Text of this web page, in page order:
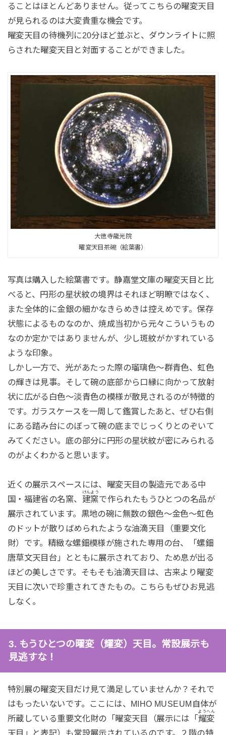
ることはほとんどありません。従ってこちらの曜変天目
が見られるのは大変貴重な機会です。
曜変天目の待機列に20分ほど並ぶと、ダウンライトに照
らされた曜変天目と対面することができました。
大徳寺龍光院
曜変天目茶碗（絵葉書）
写真は購入した絵葉書です。静嘉堂文庫の曜変天目と比
べると、円形の星状紋の境界はそれほど明瞭ではなく、
また全体的に金銀の細かなきらめきは控えめです。保存
状態によるものなのか、焼成当初から元々こういうもの
なのか定かではありませんが、少し斑紋がかすれている
ような印象。
しかし一方で、光があたった際の瑠璃色〜群青色、虹色
の輝きは見事。そして碗の底部から口縁に向かって放射
状に広がる白色〜淡青色の模様が散見されるのが特徴的
です。ガラスケースを一周して鑑賞したあと、ぜひ右側
にある踏み台にのぼって碗の底までじっくりとのぞいて
みてください。底の部分に円形の星状紋が密にみられる
のがよくわかると思います。
近くの展示スペースには、曜変天目の製造元である中
国・福建省の名窯、 建窯
けんよう
で作られたもうひとつの名品が
展示されています。黒地の碗に無数の銀色〜金色〜虹色
のドットが散りばめられたような油滴天目（重要文化
財）です。精緻な螺鈿模様が施された専用の台、「螺鈿
唐草文天目台」とともに展示されており、ため息が出る
ほどの美しさです。そもそも油滴天目は、古来より曜変
天目に次いで珍重されてきたもの。こちらもぜひお見逃
しなく。
3. もうひとつの曜変（耀変）天目。常設展示も
見逃すな！
特別展の曜変天目だけ見て満足していませんか？それで
はもったいないです。ここには、MIHO MUSEUM自体が
所蔵している重要文化財の「曜変天目（展示には「耀変
ようへん
天目」と表記）も常設展示されているのです。２階の特